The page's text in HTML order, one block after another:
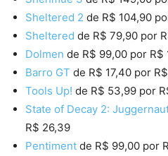
Sheltered 2 de R$ 104,90
Sheltered de R$ 79,90 por
Dolmen de R$ 99,00 por R$
Barro GT de R$ 17,40 por
Tools Up! de R$ 53,99 por
State of Decay 2:
R$ 26,39
Pentiment de R$ 99,00 por